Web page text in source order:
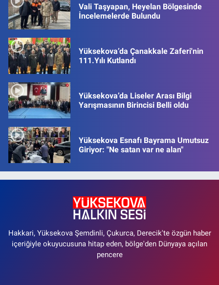
Vali Taşyapan, Heyelan Bölgesinde
İncelemelerde Bulundu
Yüksekova’da Çanakkale Zaferi'nin
111.Yılı Kutlandı
Yüksekova’da Liseler Arası Bilgi
Yarışmasının Birincisi Belli oldu
Yüksekova Esnafı Bayrama Umutsuz
Giriyor: "Ne satan var ne alan"
Hakkari, Yüksekova Şemdinli, Çukurca, Derecik'te özgün haber
içeriğiyle okuyucusuna hitap eden, bölge'den Dünyaya açılan
pencere